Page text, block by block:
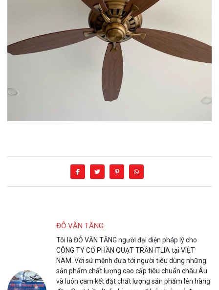
ĐỖ VĂN TĂNG
Tôi là ĐỖ VĂN TĂNG người đại diện pháp lý cho
CÔNG TY CỔ PHẦN QUẠT TRẦN ITLIA tại VIỆT
NAM. Với sứ mệnh đưa tới người tiêu dùng những
sản phẩm chất lượng cao cấp tiêu chuẩn châu Âu
và luôn cam kết đặt chất lượng sản phẩm lên hàng